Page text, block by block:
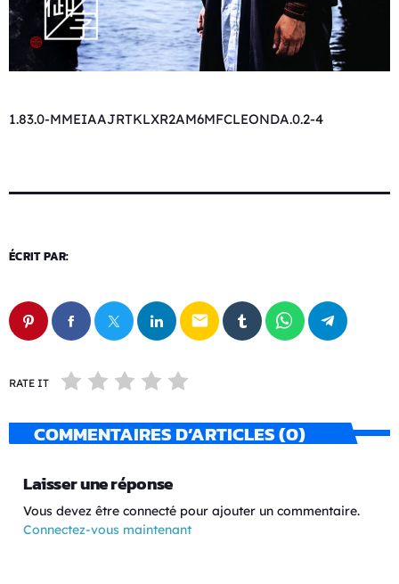
1.83.0-MMEIAAJRTKLXR2AM6MFCLEONDA.0.2-4
ÉCRIT PAR:
email
RATE IT
COMMENTAIRES D’ARTICLES (0)
Laisser une réponse
Vous devez être connecté pour ajouter un commentaire.
Connectez-vous maintenant